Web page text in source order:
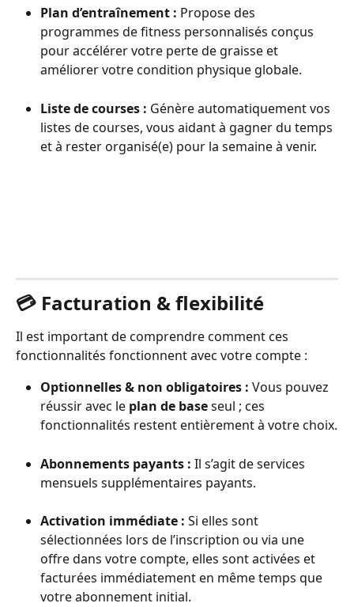
Plan d’entraînement : Propose des
programmes de fitness personnalisés conçus
pour accélérer votre perte de graisse et
améliorer votre condition physique globale.
Liste de courses : Génère automatiquement vos
listes de courses, vous aidant à gagner du temps
et à rester organisé(e) pour la semaine à venir.
💳 Facturation & flexibilité
Il est important de comprendre comment ces
fonctionnalités fonctionnent avec votre compte :
Optionnelles & non obligatoires : Vous pouvez
réussir avec le plan de base seul ; ces
fonctionnalités restent entièrement à votre choix.
Abonnements payants : Il s’agit de services
mensuels supplémentaires payants.
Activation immédiate : Si elles sont
sélectionnées lors de l’inscription ou via une
offre dans votre compte, elles sont activées et
facturées immédiatement en même temps que
votre abonnement initial.